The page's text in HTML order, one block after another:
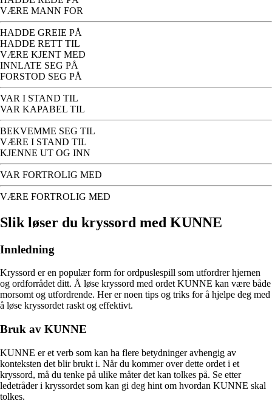
VÆRE MANN FOR
HADDE GREIE PÅ
HADDE RETT TIL
VÆRE KJENT MED
INNLATE SEG PÅ
FORSTOD SEG PÅ
VAR I STAND TIL
VAR KAPABEL TIL
BEKVEMME SEG TIL
VÆRE I STAND TIL
KJENNE UT OG INN
VAR FORTROLIG MED
VÆRE FORTROLIG MED
Slik løser du kryssord med KUNNE
Innledning
Kryssord er en populær form for ordpuslespill som utfordrer hjernen
og ordforrådet ditt. Å løse kryssord med ordet KUNNE kan være både
morsomt og utfordrende. Her er noen tips og triks for å hjelpe deg med
å løse kryssordet raskt og effektivt.
Bruk av KUNNE
KUNNE er et verb som kan ha flere betydninger avhengig av
konteksten det blir brukt i. Når du kommer over dette ordet i et
kryssord, må du tenke på ulike måter det kan tolkes på. Se etter
ledetråder i kryssordet som kan gi deg hint om hvordan KUNNE skal
tolkes.